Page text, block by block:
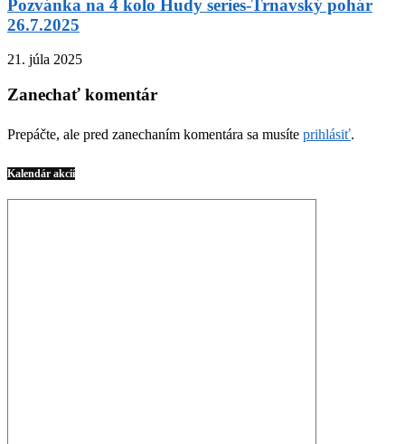
Pozvánka na 4 kolo Hudy series-Trnavský pohár
26.7.2025
21. júla 2025
Zanechať komentár
Prepáčte, ale pred zanechaním komentára sa musíte prihlásiť.
Kalendár akcií